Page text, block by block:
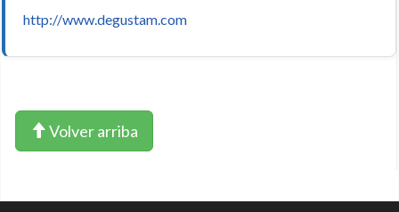
http://www.degustam.com
Volver arriba